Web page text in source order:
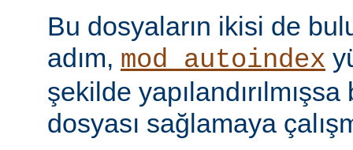
Bu dosyaların ikisi de
adım, mod_autoindex
şekilde
dosyası sağlamaya